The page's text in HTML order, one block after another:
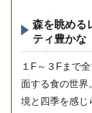
森を眺める
ティ豊かな
１F～３Fまで
面する食の世界
境と四季を感じ